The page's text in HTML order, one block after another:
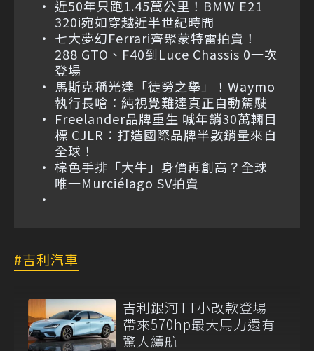
近50年只跑1.45萬公里！BMW E21
320i宛如穿越近半世紀時間
七大夢幻Ferrari齊聚蒙特雷拍賣！
288 GTO、F40到Luce Chassis 0一次
登場
馬斯克稱光達「徒勞之舉」！Waymo
執行長嗆：純視覺難達真正自動駕駛
Freelander品牌重生 喊年銷30萬輛目
標 CJLR：打造國際品牌半數銷量來自
全球！
棕色手排「大牛」身價再創高？全球
唯一Murciélago SV拍賣
吉利汽車
吉利銀河TT小改款登場
帶來570hp最大馬力還有
驚人續航